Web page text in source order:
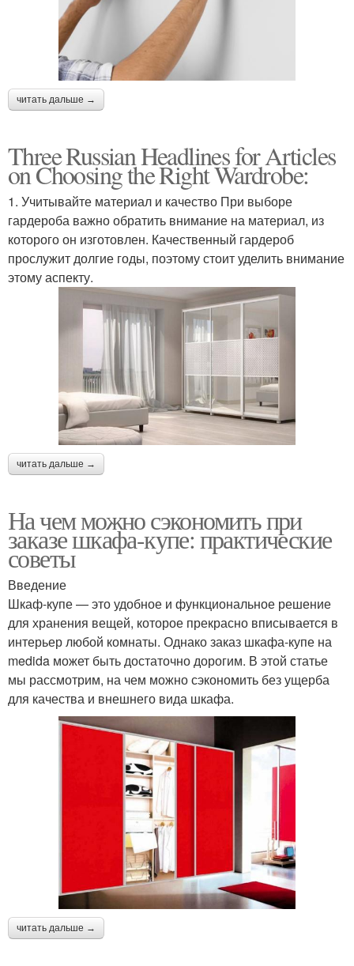
читать дальше →
Three Russian Headlines for Articles
on Choosing the Right Wardrobe:
1. Учитывайте материал и качество При выборе
гардероба важно обратить внимание на материал, из
которого он изготовлен. Качественный гардероб
прослужит долгие годы, поэтому стоит уделить внимание
этому аспекту.
читать дальше →
На чем можно сэкономить при
заказе шкафа-купе: практические
советы
Введение
Шкаф-купе — это удобное и функциональное решение
для хранения вещей, которое прекрасно вписывается в
интерьер любой комнаты. Однако заказ шкафа-купе на
medida может быть достаточно дорогим. В этой статье
мы рассмотрим, на чем можно сэкономить без ущерба
для качества и внешнего вида шкафа.
читать дальше →